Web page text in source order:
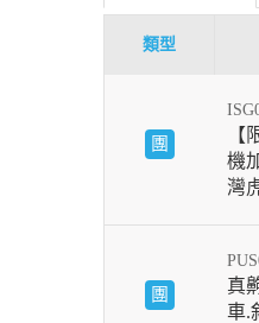
類型
團
機
灣
團
真
車.